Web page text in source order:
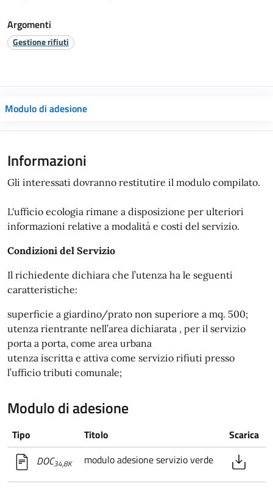
Argomenti
Gestione rifiuti
Modulo di adesione
Informazioni
Gli interessati dovranno restitutire il modulo compilato.
L'ufficio ecologia rimane a disposizione per ulteriori
informazioni relative a modalità e costi del servizio.
Condizioni del Servizio
Il richiedente dichiara che l’utenza ha le seguenti
caratteristiche:
superficie a giardino/prato non superiore a mq. 500;
utenza rientrante nell’area dichiarata , per il servizio
porta a porta, come area urbana
utenza iscritta e attiva come servizio rifiuti presso
l’ufficio tributi comunale;
Modulo di adesione
Tipo Titolo
Scarica
DOC34,8K modulo adesione servizio verde